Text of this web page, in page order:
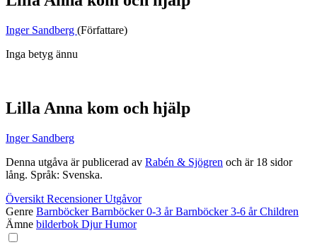
Inger Sandberg (Författare)
Inga betyg ännu
Lilla Anna kom och hjälp
Inger Sandberg
Denna utgåva är publicerad av Rabén & Sjögren och är 18 sidor
lång. Språk: Svenska.
Översikt RecensionerUtgåvor
Genre BarnböckerBarnböcker 0-3 årBarnböcker 3-6 årChildren
Ämne bilderbok DjurHumor